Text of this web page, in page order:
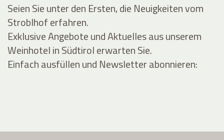
Seien Sie unter den Ersten, die Neuigkeiten vom
Stroblhof erfahren.
Exklusive Angebote und Aktuelles aus unserem
Weinhotel in Südtirol erwarten Sie.
Einfach ausfüllen und Newsletter abonnieren: